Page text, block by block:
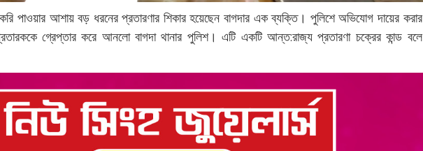
পাওয়ার আশায় বড় ধরনের প্রতারণার শিকার হয়েছেন বাগদার এক ব্যক্তি। পুলিশে অভিযোগ দায়ের করার
গ্রেপ্তার করে আনলো বাগদা থানার পুলিশ। এটি একটি আন্ত:‌রাজ্য প্রতারণা চক্রের কান্ড বলে